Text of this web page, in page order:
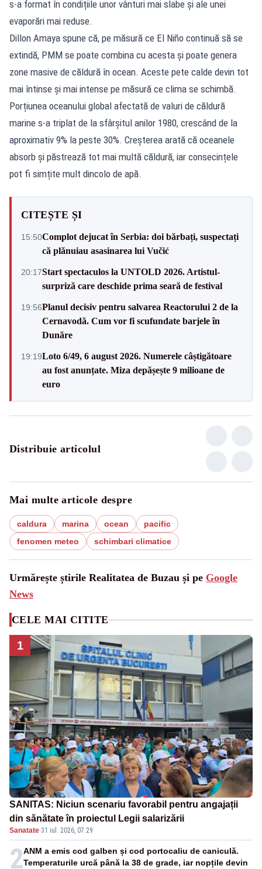
s-a format în condițiile unor vânturi mai slabe și ale unei
evaporări mai reduse.
Dillon Amaya spune că, pe măsură ce El Niño continuă să se
extindă, PMM se poate combina cu acesta și poate genera
zone masive de căldură în ocean. Aceste pete calde devin tot
mai întinse și mai intense pe măsură ce clima se schimbă.
Porțiunea oceanului global afectată de valuri de căldură
marine s-a triplat de la sfârșitul anilor 1980, crescând de la
aproximativ 9% la peste 30%. Creșterea arată că oceanele
absorb și păstrează tot mai multă căldură, iar consecințele
pot fi simțite mult dincolo de apă.
CITEȘTE ȘI
15:50Complot dejucat în Serbia: doi bărbați, suspectați
că plănuiau asasinarea lui Vučić
20:17Start spectaculos la UNTOLD 2026. Artistul-
surpriză care deschide prima seară de festival
19:56Planul decisiv pentru salvarea Reactorului 2 de la
Cernavodă. Cum vor fi scufundate barjele în
Dunăre
19:19Loto 6/49, 6 august 2026. Numerele câștigătoare
au fost anunțate. Miza depășește 9 milioane de
euro
Distribuie articolul
Mai multe articole despre
caldura marina ocean
pacific
fenomen meteo
schimbari climatice
Urmărește știrile Realitatea de Buzau și pe Google
News
CELE MAI CITITE
1
SANITAS: Niciun scenariu favorabil pentru angajații
din sănătate în proiectul Legii salarizării
Sanatate·31 iul. 2026, 07:29
2ANM a emis cod galben și cod portocaliu de caniculă.
Temperaturile urcă până la 38 de grade, iar nopțile devin